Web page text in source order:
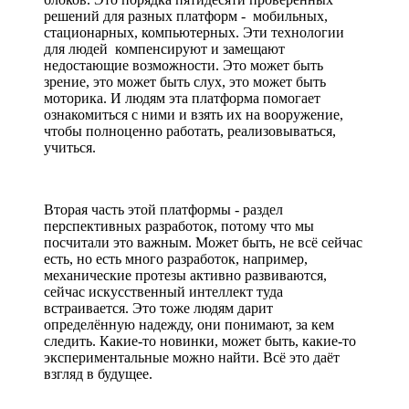
решений для разных платформ - мобильных,
стационарных, компьютерных. Эти технологии
для людей компенсируют и замещают
недостающие возможности. Это может быть
зрение, это может быть слух, это может быть
моторика. И людям эта платформа помогает
ознакомиться с ними и взять их на вооружение,
чтобы полноценно работать, реализовываться,
учиться.
Вторая часть этой платформы - раздел
перспективных разработок, потому что мы
посчитали это важным. Может быть, не всё сейчас
есть, но есть много разработок, например,
механические протезы активно развиваются,
сейчас искусственный интеллект туда
встраивается. Это тоже людям дарит
определённую надежду, они понимают, за кем
следить. Какие-то новинки, может быть, какие-то
экспериментальные можно найти. Всё это даёт
взгляд в будущее.